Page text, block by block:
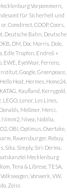
Vorpommern,
für Sicherheit und
Comdirect, COOP, Coors,
Deutsche Bahn, Deutsche
DM, Doc Morris, Dole,
Edle Tropfen, Endreß +
EWE, EyeWear, Ferrero,
Google, Greenpeace,
Heat, Hermes, Home24,
Kaufland, Kerrygold,
Lenor, Les Lines,
Meßmer, Merci,
Nivea, Nobilia,
OBI, Optimus, Overtake,
Ravensburger, Rebuy,
Sika, Simply, Siri-Derma,
Mecklenburg
Tena & Librese, TESA,
Vorwerk, VW,
Zeiss